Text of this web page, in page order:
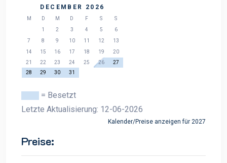
DECEMBER 2026
M D M D F S
S
1
2 3 4 5
6
7
8 9 10 11 12
13
14
15 16 17 18 19
20
21
22 23 24 25 26
27
28
29 30 31
= Besetzt
Letzte Aktualisierung: 12-06-2026
Kalender/Preise anzeigen für 2027
Preise: